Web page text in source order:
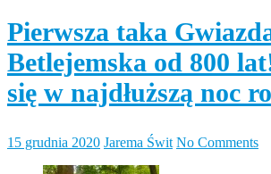
Pierwsza taka
Betlejemska od 800
się w najdłuższą noc
15 grudnia 2020 Jarema Świt No Comments